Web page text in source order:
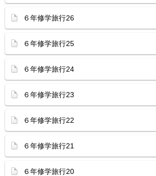
６年修学旅行26
６年修学旅行25
６年修学旅行24
６年修学旅行23
６年修学旅行22
６年修学旅行21
６年修学旅行20